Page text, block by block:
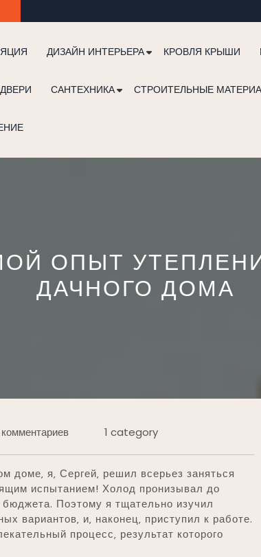
ДИЗАЙН ИНТЕРЬЕРА КРОВЛЯ КРЫШИ
САНТЕХНИКА СТРОИТЕЛЬНЫЕ
ОПЫТ
ДАЧНОГО ДОМА
1 category
я‚ Сергей‚ решил всерьез заняться
испытанием! Холод пронизывал до
Поэтому я тщательно изучил
вариантов‚ и‚ наконец‚ приступил к работе.
процесс‚ результат которого